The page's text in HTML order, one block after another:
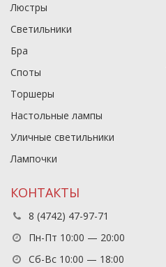
Люстры
Светильники
Бра
Споты
Торшеры
Настольные лампы
Уличные светильники
Лампочки
КОНТАКТЫ
8 (4742) 47-97-71
Пн-Пт 10:00 — 20:00
Сб-Вс 10:00 — 18:00